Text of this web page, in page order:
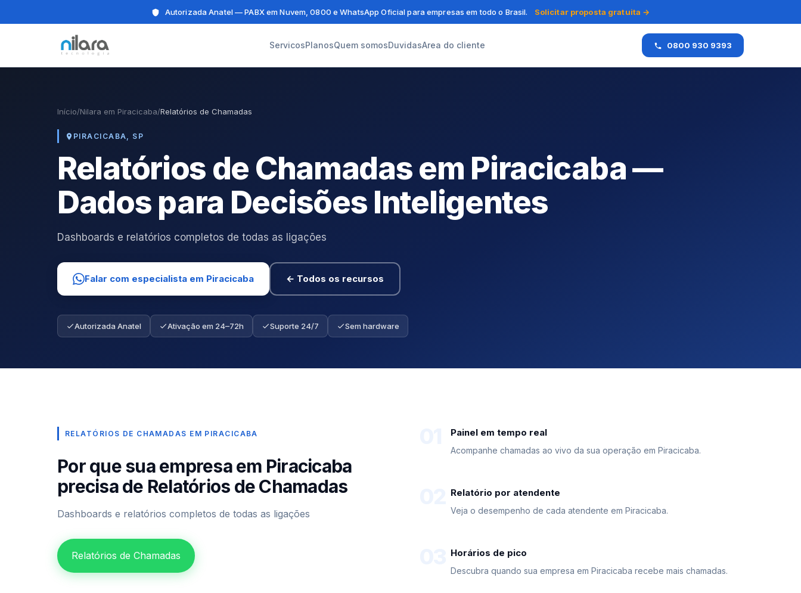
Autorizada Anatel — PABX em Nuvem, 0800 e WhatsApp Oficial para empresas em todo o Brasil. Solicitar proposta gratuita →
ServicosPlanosQuem somosDuvidasArea do cliente 0800 930 9393
Início/Nilara em Piracicaba/Relatórios de Chamadas
PIRACICABA, SP
Relatórios de Chamadas em Piracicaba —
Dados para Decisões Inteligentes
Dashboards e relatórios completos de todas as ligações
Falar com especialista em Piracicaba ← Todos os recursos
Autorizada Anatel Ativação em 24–72h Suporte 24/7 Sem hardware
RELATÓRIOS DE CHAMADAS EM PIRACICABA
Por que sua empresa em Piracicaba
precisa de Relatórios de Chamadas
Dashboards e relatórios completos de todas as ligações
Relatórios de Chamadas
Painel em tempo real
Acompanhe chamadas ao vivo da sua operação em Piracicaba.
Relatório por atendente
Veja o desempenho de cada atendente em Piracicaba.
Horários de pico
Descubra quando sua empresa em Piracicaba recebe mais chamadas.